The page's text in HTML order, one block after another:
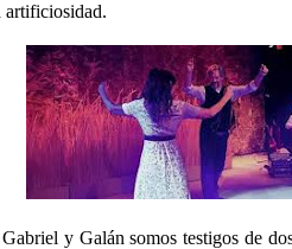
artificiosidad.
y Galán somos testigos de